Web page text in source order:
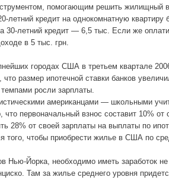
помогающим решить жилищный
кредит на однокомнатную квартиру
летний кредит — 6,5 тыс. Если же
в 5 тыс. грн.
городах США в третьем квартале
размер ипотечной ставки банков
росли зарплаты.
американцами — школьными
первоначальный взнос составит 10% от
28% от своей зарплаты на выплаты по
того, чтобы приобрести жилье в США по
Нью-Йорка, необходимо иметь заработок
Там за жилье среднего уровня